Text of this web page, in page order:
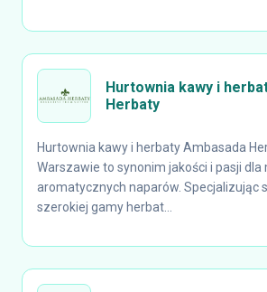
Hurtownia kawy i
Herbaty
Hurtownia kawy i herbaty Ambasada
Warszawie to synonim jakości i pasji dla
aromatycznych naparów. Specjalizując
szerokiej gamy herbat...